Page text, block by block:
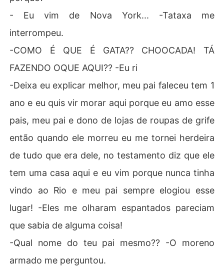
- Eu vim de Nova York... -Tataxa me
interrompeu.
-COMO É QUE É GATA?? CHOOCADA! TÁ
FAZENDO OQUE AQUI?? -Eu ri
-Deixa eu explicar melhor, meu pai faleceu tem 1
ano e eu quis vir morar aqui porque eu amo esse
pais, meu pai e dono de lojas de roupas de grife
então quando ele morreu eu me tornei herdeira
de tudo que era dele, no testamento diz que ele
tem uma casa aqui e eu vim porque nunca tinha
vindo ao Rio e meu pai sempre elogiou esse
lugar! -Eles me olharam espantados pareciam
que sabia de alguma coisa!
-Qual nome do teu pai mesmo?? -O moreno
armado me perguntou.